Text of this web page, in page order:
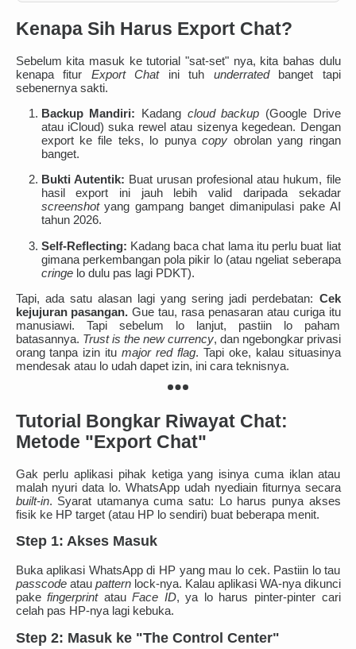
Kenapa Sih Harus Export Chat?
Sebelum kita masuk ke tutorial "sat-set" nya, kita bahas dulu
kenapa fitur Export Chatini tuh underratedbanget tapi
sebenernya sakti.
Backup Mandiri: Kadang cloud backup (Google Drive
atau iCloud) suka rewel atau sizenya kegedean. Dengan
export ke file teks, lo punyacopy obrolan yang ringan
banget.
Bukti Autentik: Buat urusan profesional atau hukum, file
hasil export ini jauh lebih valid daripada sekadar
screenshotyang gampang banget dimanipulasi pake AI
tahun 2026.
Self-Reflecting: Kadang baca chat lama itu perlu buat liat
gimana perkembangan pola pikir lo (atau ngeliat seberapa
cringelo dulu pas lagi PDKT).
Tapi, ada satu alasan lagi yang sering jadi perdebatan: Cek
kejujuran pasangan. Gue tau, rasa penasaran atau curiga itu
manusiawi. Tapi sebelum lo lanjut, pastiin lo paham
batasannya. Trust is the new currency, dan ngebongkar privasi
orang tanpa izin itumajor red flag. Tapi oke, kalau situasinya
mendesak atau lo udah dapet izin, ini cara teknisnya.
Tutorial Bongkar Riwayat Chat:
Metode "Export Chat"
Gak perlu aplikasi pihak ketiga yang isinya cuma iklan atau
malah nyuri data lo. WhatsApp udah nyediain fiturnya secara
built-in. Syarat utamanya cuma satu: Lo harus punya akses
fisik ke HP target (atau HP lo sendiri) buat beberapa menit.
Step 1: Akses Masuk
Buka aplikasi WhatsApp di HP yang mau lo cek. Pastiin lo tau
passcodeatau patternlock-nya. Kalau aplikasi WA-nya dikunci
pakefingerprintatauFace ID, ya lo harus pinter-pinter cari
celah pas HP-nya lagi kebuka.
Step 2: Masuk ke "The Control Center"